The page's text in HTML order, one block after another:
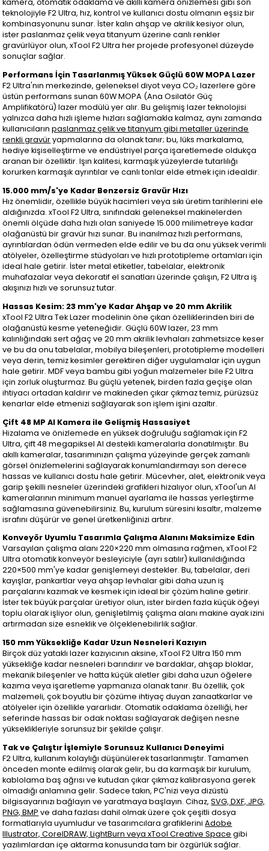
kamera, otomatik odaklama ve akıllı kamera önizlemesi gibi son
teknolojiyle F2 Ultra, hız, kontrol ve kullanıcı dostu olmanın eşsiz bir
kombinasyonunu sunar. İster kalın ahşap ve akrilik kesiyor olun,
ister paslanmaz çelik veya titanyum üzerine canlı renkler
gravürlüyor olun, xTool F2 Ultra her projede profesyonel düzeyde
sonuçlar sağlar.
Performans İçin Tasarlanmış Yüksek Güçlü 60W MOPA Lazer
F2 Ultra'nın merkezinde, geleneksel diyot veya CO₂ lazerlere göre
üstün performans sunan 60W MOPA (Ana Osilatör Güç
Amplifikatörü) lazer modülü yer alır. Bu gelişmiş lazer teknolojisi
yalnızca daha hızlı işleme hızları sağlamakla kalmaz, aynı zamanda
kullanıcılarınpaslanmaz çelik ve titanyum gibi metaller üzerinde
renkli gravüryapmalarına da olanak tanır; bu, lüks markalama,
hediye kişiselleştirme ve endüstriyel parça işaretlemede oldukça
aranan bir özelliktir. Işın kalitesi, karmaşık yüzeylerde tutarlılığı
korurken karmaşık ayrıntılar ve canlı tonlar elde etmek için idealdir.
15.000 mm/s'ye Kadar Benzersiz Gravür Hızı
Hız önemlidir, özellikle büyük hacimleri veya sıkı üretim tarihlerini ele
aldığınızda. xTool F2 Ultra, sınıfındaki geleneksel makinelerden
önemli ölçüde daha hızlı olan saniyede 15.000 milimetreye kadar
olağanüstü bir gravür hızı sunar. Bu inanılmaz hızlı performans,
ayrıntılardan ödün vermeden elde edilir ve bu da onu yüksek verimli
atölyeler, özelleştirme stüdyoları ve hızlı prototipleme ortamları için
ideal hale getirir. İster metal etiketler, tabelalar, elektronik
muhafazalar veya dekoratif el sanatları üzerinde çalışın, F2 Ultra iş
akışınızı hızlı ve sorunsuz tutar.
Hassas Kesim: 23 mm'ye Kadar Ahşap ve 20 mm Akrilik
xTool F2 Ultra Tek Lazer modelinin öne çıkan özelliklerinden biri de
olağanüstü kesme yeteneğidir. Güçlü 60W lazer, 23 mm
kalınlığındaki sert ağaç ve 20 mm akrilik levhaları zahmetsizce keser
ve bu da onu tabelalar, mobilya bileşenleri, prototipleme modelleri
veya derin, temiz kesimler gerektiren diğer uygulamalar için uygun
hale getirir. MDF veya bambu gibi yoğun malzemeler bile F2 Ultra
için zorluk oluşturmaz. Bu güçlü yetenek, birden fazla geçişe olan
ihtiyacı ortadan kaldırır ve makineden çıkar çıkmaz temiz, pürüzsüz
kenarlar elde etmenizi sağlayarak son işlem işini azaltır.
Çift 48 MP AI Kamera ile Gelişmiş Hassasiyet
Hizalama ve önizlemede en yüksek doğruluğu sağlamak için F2
Ultra, çift 48 megapiksel AI destekli kameralarla donatılmıştır. Bu
akıllı kameralar, tasarımınızın çalışma yüzeyinde gerçek zamanlı
görsel önizlemelerini sağlayarak konumlandırmayı son derece
hassas ve kullanıcı dostu hale getirir. Mücevher, alet, elektronik veya
garip şekilli nesneler üzerindeki grafikleri hizalıyor olun, xTool'un AI
kameralarının minimum manuel ayarlama ile hassas yerleştirme
sağlamasına güvenebilirsiniz. Bu, kurulum süresini kısaltır, malzeme
israfını düşürür ve genel üretkenliğinizi artırır.
Konveyör Uyumlu Tasarımla Çalışma Alanını Maksimize Edin
Varsayılan çalışma alanı 220×220 mm olmasına rağmen, xTool F2
Ultra otomatik konveyör besleyiciyle (ayrı satılır) kullanıldığında
220×500 mm'ye kadar genişlemeyi destekler. Bu, tabelalar, deri
kayışlar, pankartlar veya ahşap levhalar gibi daha uzun iş
parçalarını kazımak ve kesmek için ideal bir çözüm haline getirir.
İster tek büyük parçalar üretiyor olun, ister birden fazla küçük öğeyi
toplu olarak işliyor olun, genişletilmiş çalışma alanı makine ayak izini
artırmadan size esneklik ve ölçeklenebilirlik sağlar.
150 mm Yüksekliğe Kadar Uzun Nesneleri Kazıyın
Birçok düz yataklı lazer kazıyıcının aksine, xTool F2 Ultra 150 mm
yüksekliğe kadar nesneleri barındırır ve bardaklar, ahşap bloklar,
mekanik bileşenler ve hatta küçük aletler gibi daha uzun öğelere
kazıma veya işaretleme yapmanıza olanak tanır. Bu özellik, çok
malzemeli, çok boyutlu bir çözüme ihtiyaç duyan zanaatkarlar ve
atölyeler için özellikle yararlıdır. Otomatik odaklama özelliği, her
seferinde hassas bir odak noktası sağlayarak değişen nesne
yükseklikleriyle sorunsuz bir şekilde çalışır.
Tak ve Çalıştır İşlemiyle Sorunsuz Kullanıcı Deneyimi
F2 Ultra, kullanım kolaylığı düşünülerek tasarlanmıştır. Tamamen
önceden monte edilmiş olarak gelir, bu da karmaşık bir kurulum,
kablolama baş ağrısı ve kutudan çıkar çıkmaz kalibrasyona gerek
olmadığı anlamına gelir. Sadece takın, PC'nizi veya dizüstü
bilgisayarınızı bağlayın ve yaratmaya başlayın. Cihaz,SVG, DXF, JPG,
PNG, BMP ve daha fazlası dahil olmak üzere çok çeşitli dosya
formatlarıyla uyumludur ve tasarımcılara grafikleriniAdobe
Illustrator, CorelDRAW, LightBurn veya xTool Creative Space gibi
yazılımlardan içe aktarma konusunda tam bir özgürlük sağlar.